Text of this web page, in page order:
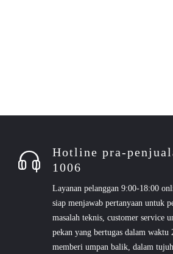
Hotline pra-
1006
Layanan pelanggan 9:00-18:00
siap menjawab pertanyaan untuk
masalah teknis, customer service
pekan yang bertugas dalam waktu
memberi umpan balik, dalam